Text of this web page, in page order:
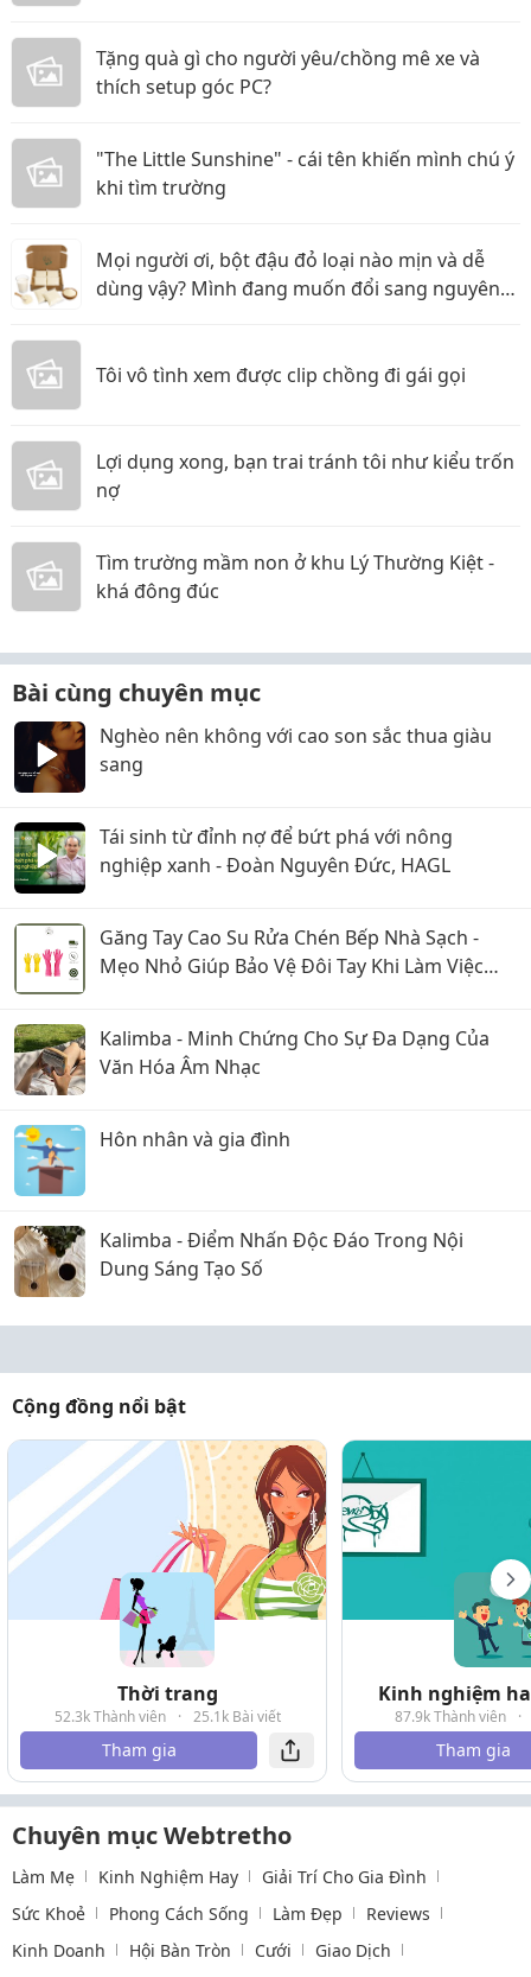
Tặng quà gì cho người yêu/chồng mê xe và
thích setup góc PC?
"The Little Sunshine" - cái tên khiến mình chú ý
khi tìm trường
Mọi người ơi, bột đậu đỏ loại nào mịn và dễ
dùng vậy? Mình đang muốn đổi sang nguyên
Tôi vô tình xem được clip chồng đi gái gọi
Lợi dụng xong, bạn trai tránh tôi như kiểu trốn
nợ
Tìm trường mầm non ở khu Lý Thường Kiệt -
khá đông đúc
Bài cùng chuyên mục
Nghèo nên không với cao son sắc thua giàu
sang
Tái sinh từ đỉnh nợ để bứt phá với nông
nghiệp xanh - Đoàn Nguyên Đức, HAGL
Găng Tay Cao Su Rửa Chén Bếp Nhà Sạch -
Mẹo Nhỏ Giúp Bảo Vệ Đôi Tay Khi Làm Việc
Kalimba - Minh Chứng Cho Sự Đa Dạng Của
Văn Hóa Âm Nhạc
Hôn nhân và gia đình
Kalimba - Điểm Nhấn Độc Đáo Trong Nội
Dung Sáng Tạo Số
Cộng đồng nổi bật
Thời trang
52.3k Thành viên · 25.1k Bài viết
Tham gia
Kinh nghiệm
87.9k Thành viên ·
Tham gia
Chuyên mục Webtretho
Làm Mẹ Kinh Nghiệm Hay
Giải Trí Cho Gia Đình
Sức Khoẻ
Phong Cách Sống Làm Đẹp
Reviews
Kinh Doanh
Hội Bàn Tròn Cưới
Giao Dịch